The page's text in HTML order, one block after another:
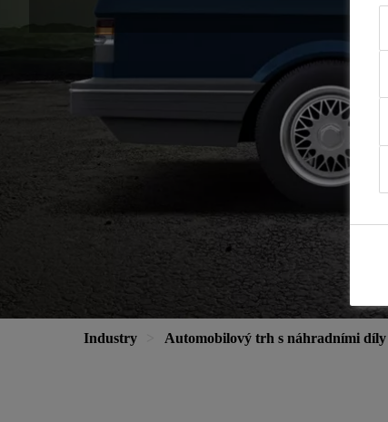
Industry Automobilový trh s náhradními díly